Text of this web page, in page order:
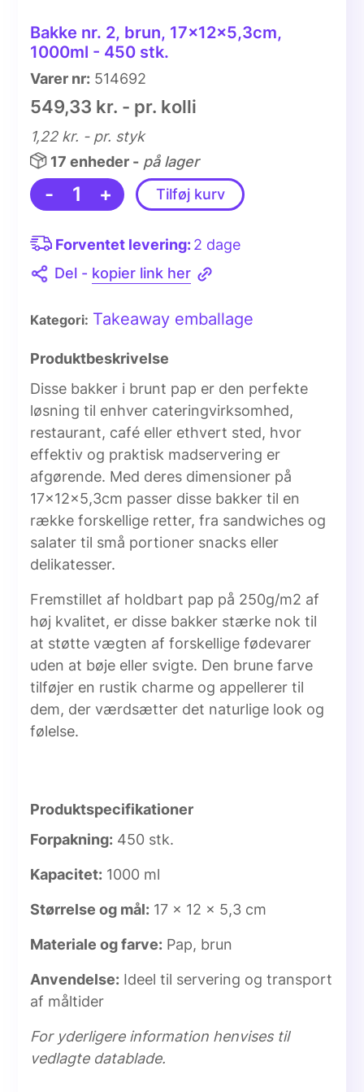
Bakke nr. 2, brun, 17x12x5,3cm,
1000ml - 450 stk.
Varer nr: 514692
549,33 kr. - pr. kolli
1,22 kr. - pr. styk
17 enheder - på lager
- 1 + Tilføj kurv
Forventet levering:2 dage
Del - kopier link her
Kategori: Takeaway emballage
Produktbeskrivelse
Disse bakker i brunt pap er den perfekte
løsning til enhver cateringvirksomhed,
restaurant, café eller ethvert sted, hvor
effektiv og praktisk madservering er
afgørende. Med deres dimensioner på
17x12x5,3cm passer disse bakker til en
række forskellige retter, fra sandwiches og
salater til små portioner snacks eller
delikatesser.
Fremstillet af holdbart pap på 250g/m2 af
høj kvalitet, er disse bakker stærke nok til
at støtte vægten af forskellige fødevarer
uden at bøje eller svigte. Den brune farve
tilføjer en rustik charme og appellerer til
dem, der værdsætter det naturlige look og
følelse.
Produktspecifikationer
Forpakning: 450 stk.
Kapacitet: 1000 ml
Størrelse og mål: 17 x 12 x 5,3 cm
Materiale og farve: Pap, brun
Anvendelse: Ideel til servering og transport
af måltider
For yderligere information henvises til
vedlagte datablade.